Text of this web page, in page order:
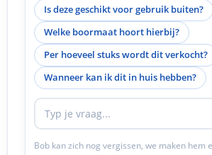
Is deze geschikt voor gebruik buiten?
Welke boormaat hoort hierbij?
Per hoeveel stuks wordt dit verkocht?
Wanneer kan ik dit in huis hebben?
Bob kan zich nog vergissen, we maken hem